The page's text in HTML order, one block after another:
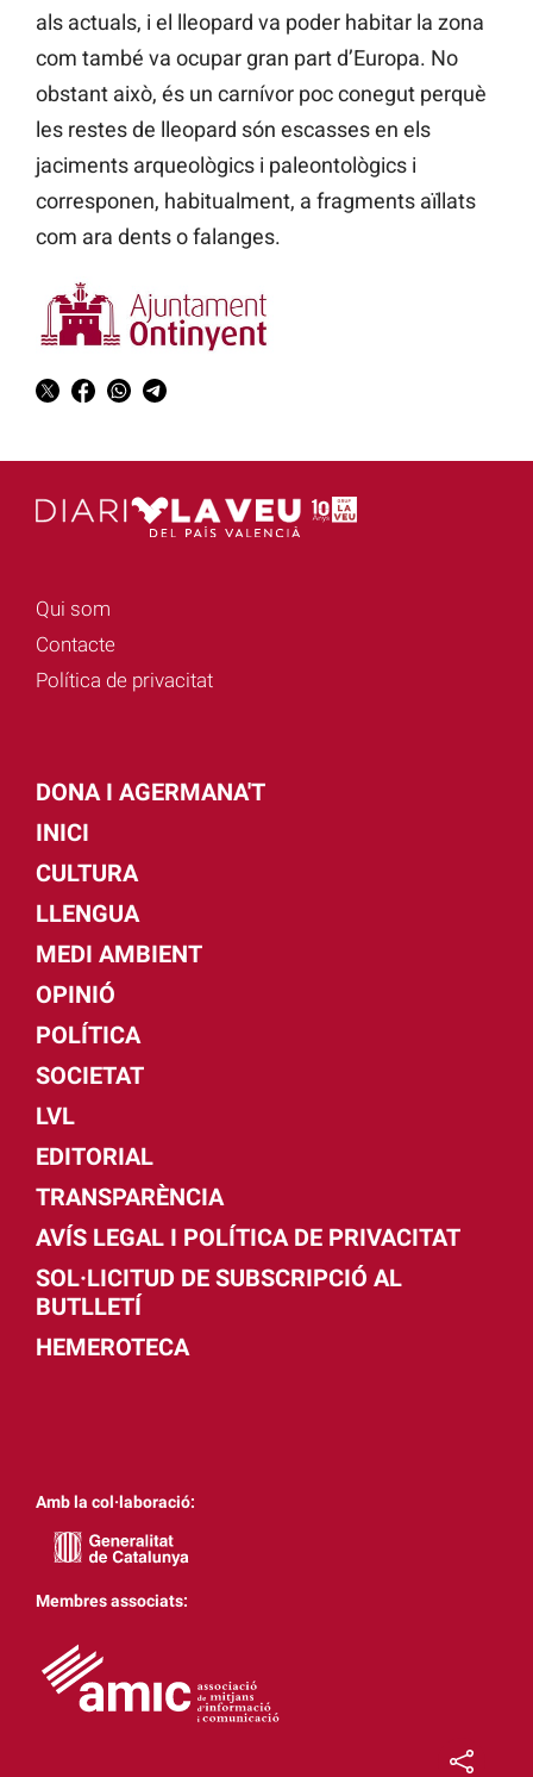
als actuals, i el lleopard va poder habitar la zona
com també va ocupar gran part d’Europa. No
obstant això, és un carnívor poc conegut perquè
les restes de lleopard són escasses en els
jaciments arqueològics i paleontològics i
corresponen, habitualment, a fragments aïllats
com ara dents o falanges.
Qui som
Contacte
Política de privacitat
DONA I AGERMANA'T
INICI
CULTURA
LLENGUA
MEDI AMBIENT
OPINIÓ
POLÍTICA
SOCIETAT
LVL
EDITORIAL
TRANSPARÈNCIA
AVÍS LEGAL I POLÍTICA DE PRIVACITAT
SOL·LICITUD DE SUBSCRIPCIÓ AL
BUTLLETÍ
HEMEROTECA
Amb la col·laboració:
Membres associats: